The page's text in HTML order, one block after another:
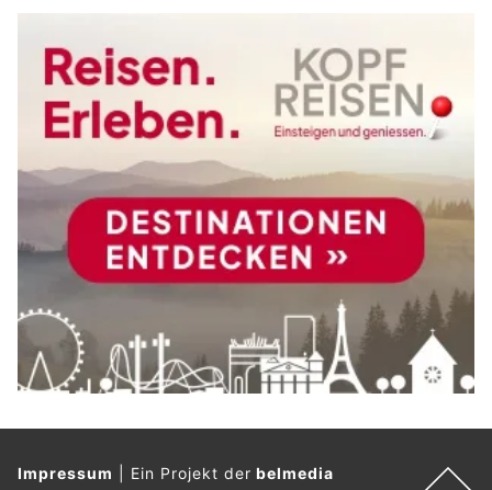
Impressum Ein Projekt derbelmedia